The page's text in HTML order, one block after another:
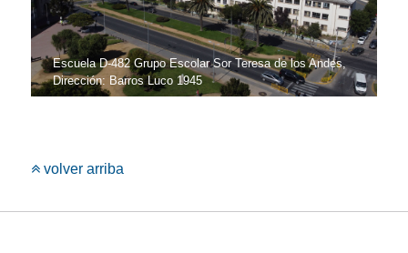
Escuela D-482 Grupo Escolar Sor Teresa de los Andes,
Dirección: Barros Luco 1945
volver arriba